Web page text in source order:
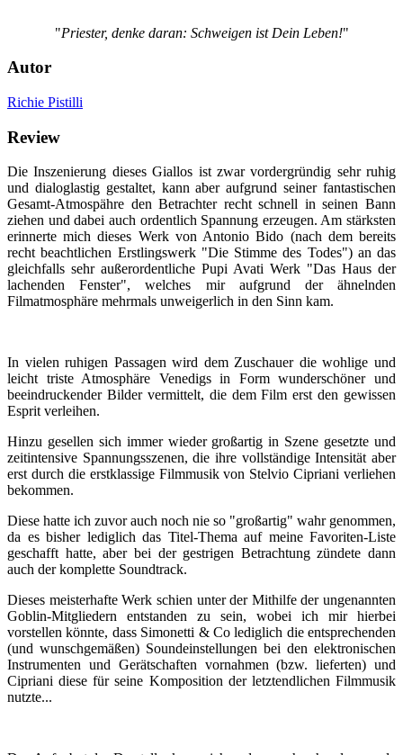
"Priester, denke daran: Schweigen ist Dein Leben!"
Autor
Richie Pistilli
Review
Die Inszenierung dieses Giallos ist zwar vordergründig sehr ruhig
und dialoglastig gestaltet, kann aber aufgrund seiner fantastischen
Gesamt-Atmospähre den Betrachter recht schnell in seinen Bann
ziehen und dabei auch ordentlich Spannung erzeugen. Am stärksten
erinnerte mich dieses Werk von Antonio Bido (nach dem bereits
recht beachtlichen Erstlingswerk "Die Stimme des Todes") an das
gleichfalls sehr außerordentliche Pupi Avati Werk "Das Haus der
lachenden Fenster", welches mir aufgrund der ähnelnden
Filmatmosphäre mehrmals unweigerlich in den Sinn kam.
In vielen ruhigen Passagen wird dem Zuschauer die wohlige und
leicht triste Atmosphäre Venedigs in Form wunderschöner und
beeindruckender Bilder vermittelt, die dem Film erst den gewissen
Esprit verleihen.
Hinzu gesellen sich immer wieder großartig in Szene gesetzte und
zeitintensive Spannungsszenen, die ihre vollständige Intensität aber
erst durch die erstklassige Filmmusik von Stelvio Cipriani verliehen
bekommen.
Diese hatte ich zuvor auch noch nie so "großartig" wahr genommen,
da es bisher lediglich das Titel-Thema auf meine Favoriten-Liste
geschafft hatte, aber bei der gestrigen Betrachtung zündete dann
auch der komplette Soundtrack.
Dieses meisterhafte Werk schien unter der Mithilfe der ungenannten
Goblin-Mitgliedern entstanden zu sein, wobei ich mir hierbei
vorstellen könnte, dass Simonetti & Co lediglich die entsprechenden
(und wunschgemäßen) Soundeinstellungen bei den elektronischen
Instrumenten und Gerätschaften vornahmen (bzw. lieferten) und
Cipriani diese für seine Komposition der letztendlichen Filmmusik
nutzte...